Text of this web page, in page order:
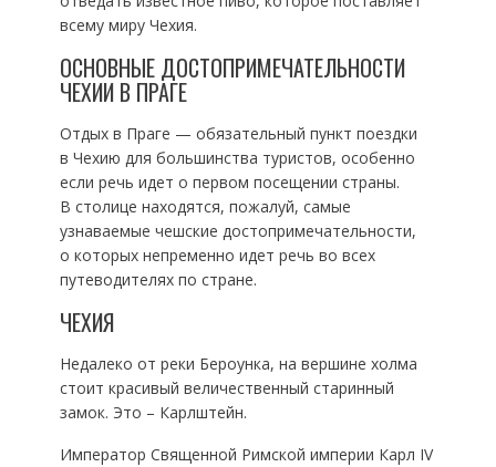
всему миру Чехия.
ОСНОВНЫЕ ДОСТОПРИМЕЧАТЕЛЬНОСТИ
ЧЕХИИ В ПРАГЕ
Отдых в Праге — обязательный пункт поездки
в Чехию для большинства туристов, особенно
если речь идет о первом посещении страны.
В столице находятся, пожалуй, самые
узнаваемые чешские достопримечательности,
о которых непременно идет речь во всех
путеводителях по стране.
ЧЕХИЯ
Недалеко от реки Бероунка, на вершине холма
стоит красивый величественный старинный
замок. Это – Карлштейн.
Император Священной Римской империи Карл IV